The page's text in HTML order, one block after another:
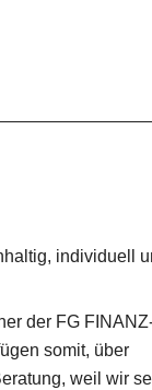
individuell
der FG
somit, über
weil wir